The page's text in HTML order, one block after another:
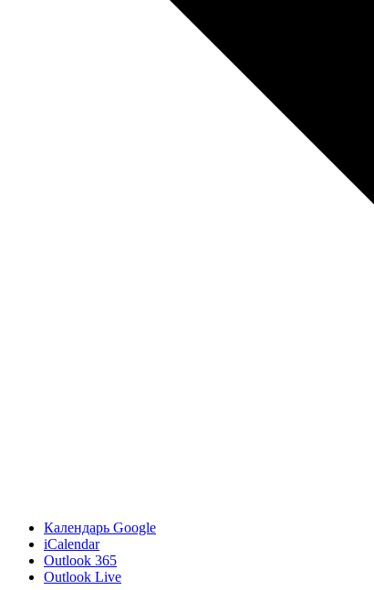
Календарь Google
iCalendar
Outlook 365
Outlook Live